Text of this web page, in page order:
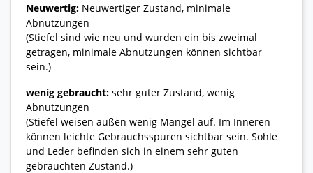
Neuwertig: Neuwertiger Zustand, minimale
Abnutzungen
(Stiefel sind wie neu und wurden ein bis zweimal
getragen, minimale Abnutzungen können sichtbar
sein.)
wenig gebraucht: sehr guter Zustand, wenig
Abnutzungen
(Stiefel weisen außen wenig Mängel auf. Im Inneren
können leichte Gebrauchsspuren sichtbar sein. Sohle
und Leder befinden sich in einem sehr guten
gebrauchten Zustand.)